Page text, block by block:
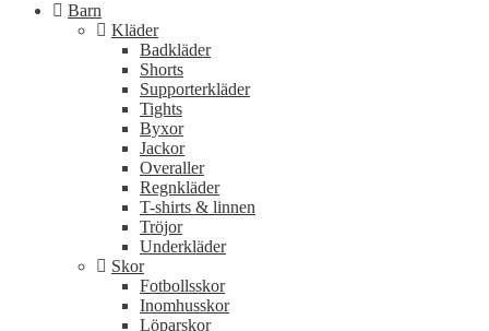
Barn
Kläder
Badkläder
Shorts
Supporterkläder
Tights
Byxor
Jackor
Overaller
Regnkläder
T-shirts & linnen
Tröjor
Underkläder
Skor
Fotbollsskor
Inomhusskor
Löparskor